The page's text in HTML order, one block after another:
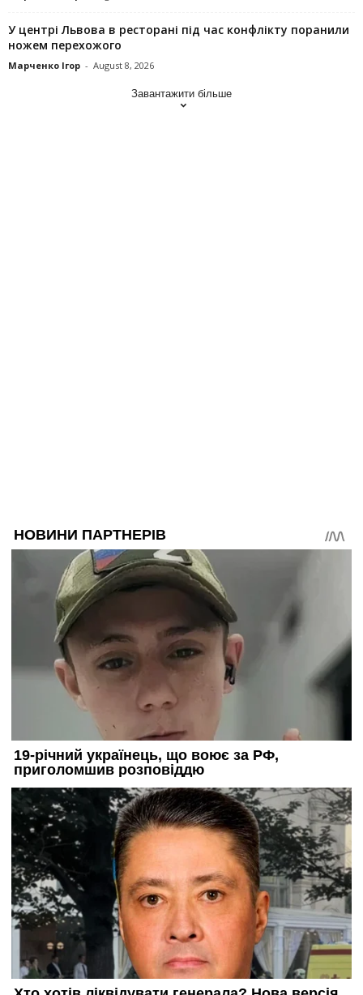
У центрі Львова в ресторані під час конфлікту поранили
ножем перехожого
Марченко Ігор - August 8, 2026
Завантажити більше